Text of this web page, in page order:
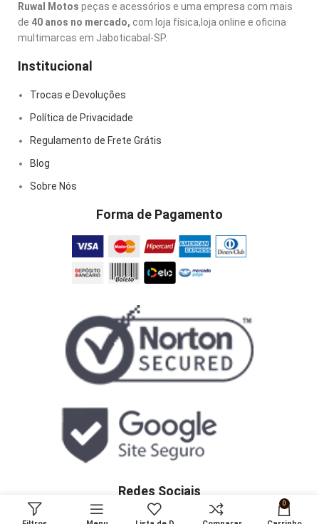
Ruwal Motos peças e acessórios e uma empresa com mais
de 40 anos no mercado, com loja física,loja online e oficina
multimarcas em Jaboticabal-SP.
Institucional
Trocas e Devoluções
Política de Privacidade
Regulamento de Frete Grátis
Blog
Sobre Nós
Forma de Pagamento
Redes Sociais
0